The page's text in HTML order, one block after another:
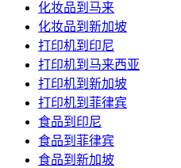
化妆品到马来
化妆品到新加坡
打印机到印尼
打印机到马来西亚
打印机到新加坡
打印机到菲律宾
食品到印尼
食品到菲律宾
食品到新加坡